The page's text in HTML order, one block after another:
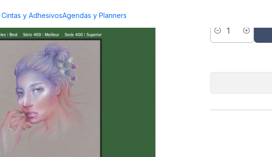
Cintas y AdhesivosAgendas y Planners
Cantidad